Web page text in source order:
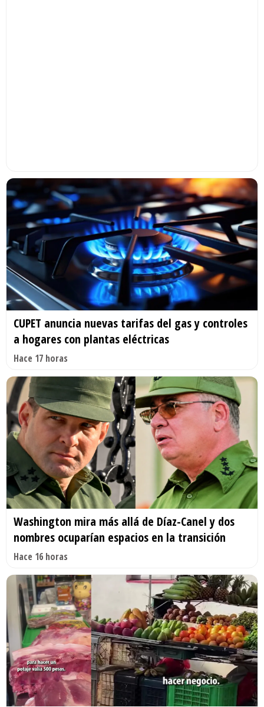
CUPET anuncia nuevas tarifas del gas y controles
a hogares con plantas eléctricas
Hace 17 horas
Washington mira más allá de Díaz-Canel y dos
nombres ocuparían espacios en la transición
Hace 16 horas